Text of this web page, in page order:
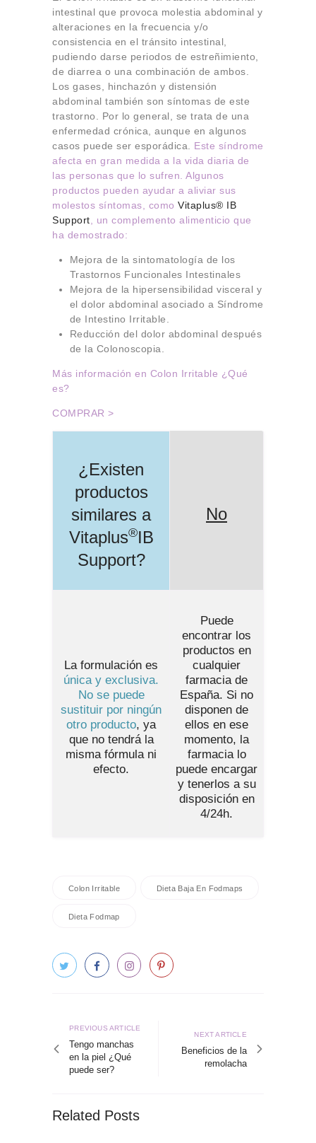
intestinal que provoca molestia abdominal y
alteraciones en la frecuencia y/o
consistencia en el tránsito intestinal,
pudiendo darse periodos de estreñimiento,
de diarrea o una combinación de ambos.
Los gases, hinchazón y distensión
abdominal también son síntomas de este
trastorno. Por lo general, se trata de una
enfermedad crónica, aunque en algunos
casos puede ser esporádica. Este síndrome
afecta en gran medida a la vida diaria de
las personas que lo sufren. Algunos
productos pueden ayudar a aliviar sus
molestos síntomas, como Vitaplus® IB
Support, un complemento alimenticio que
ha demostrado:
Mejora de la sintomatología de los
Trastornos Funcionales Intestinales
Mejora de la hipersensibilidad visceral y
el dolor abdominal asociado a Síndrome
de Intestino Irritable.
Reducción del dolor abdominal después
de la Colonoscopia.
Más información en Colon Irritable ¿Qué
es?
COMPRAR >
¿Existen
productos
similares a
Vitaplus®IB
Support?
No
La formulación es
única y exclusiva.
No se puede
sustituir por ningún
otro producto, ya
que no tendrá la
misma fórmula ni
efecto.
Puede
encontrar los
productos en
cualquier
farmacia de
España. Si no
disponen de
ellos en ese
momento, la
farmacia lo
puede encargar
y tenerlos a su
disposición en
4/24h.
Colon Irritable Dieta Baja En Fodmaps
Dieta Fodmap
de
entradas
Previous
article
PREVIOUS ARTICLE
Tengo manchas
en la piel ¿Qué
puede ser?
Next
article
NEXT ARTICLE
Beneficios de la
remolacha
Related Posts